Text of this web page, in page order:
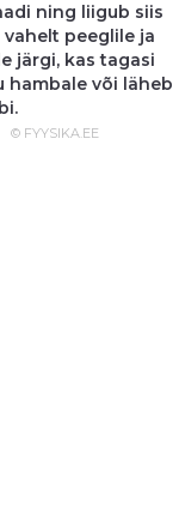
ning liigub siis
peeglile ja
järgi, kas tagasi
hambale või läheb
© FYYSIKA.EE